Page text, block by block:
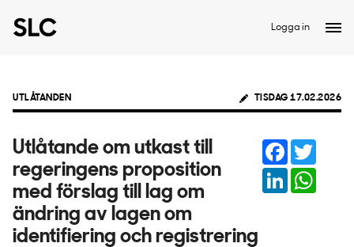
Logga in
UTLÅTANDEN TISDAG 17.02.2026
Utlåtande om utkast till
regeringens proposition
med förslag till lag om
ändring av lagen om
identifiering och registrering
Facebook
LinkedIn